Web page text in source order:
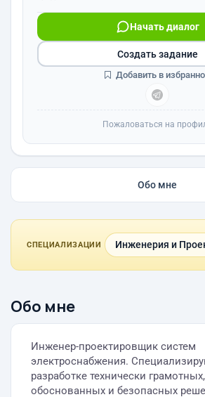
Начать диалог
Создать задание
Добавить в
Пожаловаться на
Обо мне
СПЕЦИАЛИЗАЦИИ Инженерия и
Обо мне
Инженер-проектировщик систем
электроснабжения.
разработке технически
обоснованных и безопасных